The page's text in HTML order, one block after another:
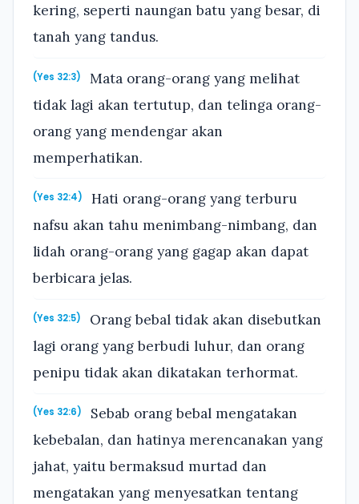
kering, seperti naungan batu yang besar, di
tanah yang tandus.
(Yes 32:3)
Mata orang-orang yang melihat
tidak lagi akan tertutup, dan telinga orang-
orang yang mendengar akan
memperhatikan.
(Yes 32:4)
Hati orang-orang yang terburu
nafsu akan tahu menimbang-nimbang, dan
lidah orang-orang yang gagap akan dapat
berbicara jelas.
(Yes 32:5)
Orang bebal tidak akan disebutkan
lagi orang yang berbudi luhur, dan orang
penipu tidak akan dikatakan terhormat.
(Yes 32:6)
Sebab orang bebal mengatakan
kebebalan, dan hatinya merencanakan yang
jahat, yaitu bermaksud murtad dan
mengatakan yang menyesatkan tentang